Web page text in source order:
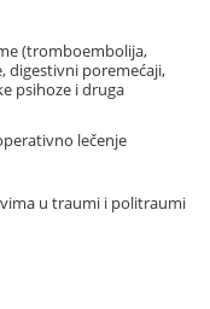
(tromboembolija,
digestivni poremećaji,
psihoze i druga
lečenje
u traumi i politraumi